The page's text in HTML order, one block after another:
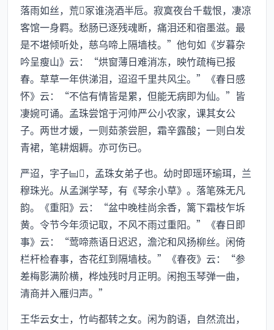
落雨如丝，荒冢谁浇酒半卮。寂寞夜台千载恨，凄凉
客馆一身羁。愁肠已逐残魂断，痛泪还和宿墨滋。最
是不堪倾听处，慈乌啼上隔墙枝。”他句如《岁暮杂
吟呈瘦山》云：“烘窗薄日难消冻，映竹疏梅已报
春。草草一年供涕泪，迢迢千里共风尘。”《春日感
怀》云：“不信有情皆是累，但能无病即为仙。”皆
凄婉可诵。孟珠尝馆于河帅严公小农家，课其女公
子。两世才媛，一则茹荼尝胆，霜辛露酸；一则白发
青裙，笔耕烟耨。亦可伤已。
严迢，字子，孟珠女弟子也。幼时即瑶环瑜珥，兰
穆珠光。从孟渊学琴，有《琴余小草》。落笔殊无凡
韵。《重阳》云：“盆中晚桂尚余香，篱下霜枝乍坼
黄。令节今年须记取，不风不雨过重阳。”《春日即
事》云：“莺啼燕语日迟迟，澹沱和风扬柳丝。闲倚
栏杆检春事，杏花红到隔墙枝。”《春夜》云：“参
差梅影满阶横，桦烛残时月正明。闲抱玉琴弹一曲，
清商并入雁归声。”
王华云女士，竹屿都转之女。闲为韵语，自然流出，